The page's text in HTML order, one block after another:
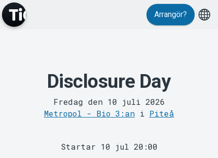
MyTickster
Support
Arrangör?
Disclosure Day
Fredag den 10 juli 2026
Metropol - Bio 3:ani Piteå
Startar 10 jul 20:00